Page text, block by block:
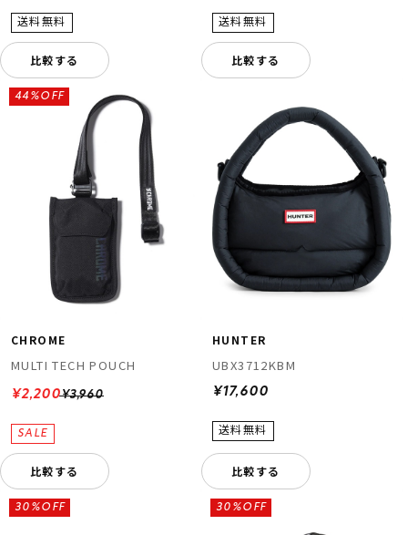
比較する 比較する
CHROME
MULTI TECH POUCH
¥3,960
44%OFF
¥2,200
比較する
HUNTER
UBX3712KBM
¥17,600
比較する
30%OFF 30%OFF